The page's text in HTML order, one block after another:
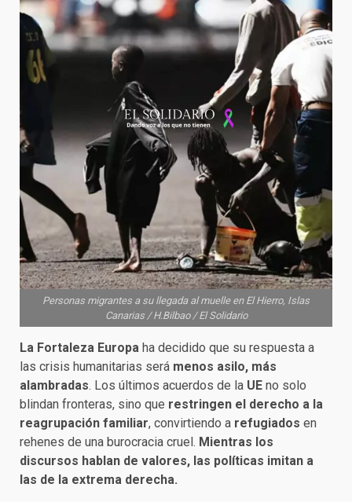
Personas migrantes a su llegada al muelle en El Hierro, Islas
Canarias / H.Bilbao / El Solidario
La Fortaleza Europa ha decidido que su respuesta a
las crisis humanitarias será menos asilo, más
alambradas. Los últimos acuerdos de la UE no solo
blindan fronteras, sino que restringen el derecho a la
reagrupación familiar, convirtiendo a refugiados en
rehenes de una burocracia cruel. Mientras los
discursos hablan de valores, las políticas imitan a
las de la extrema derecha.